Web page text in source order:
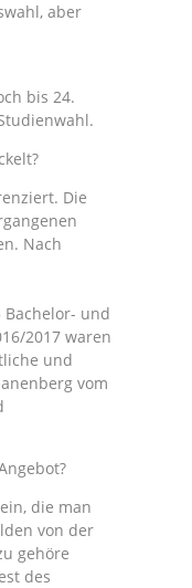
aber
bis 24.
Die
Nach
Bachelor- und
2017 waren
und
vom
die man
von der
gehöre
des